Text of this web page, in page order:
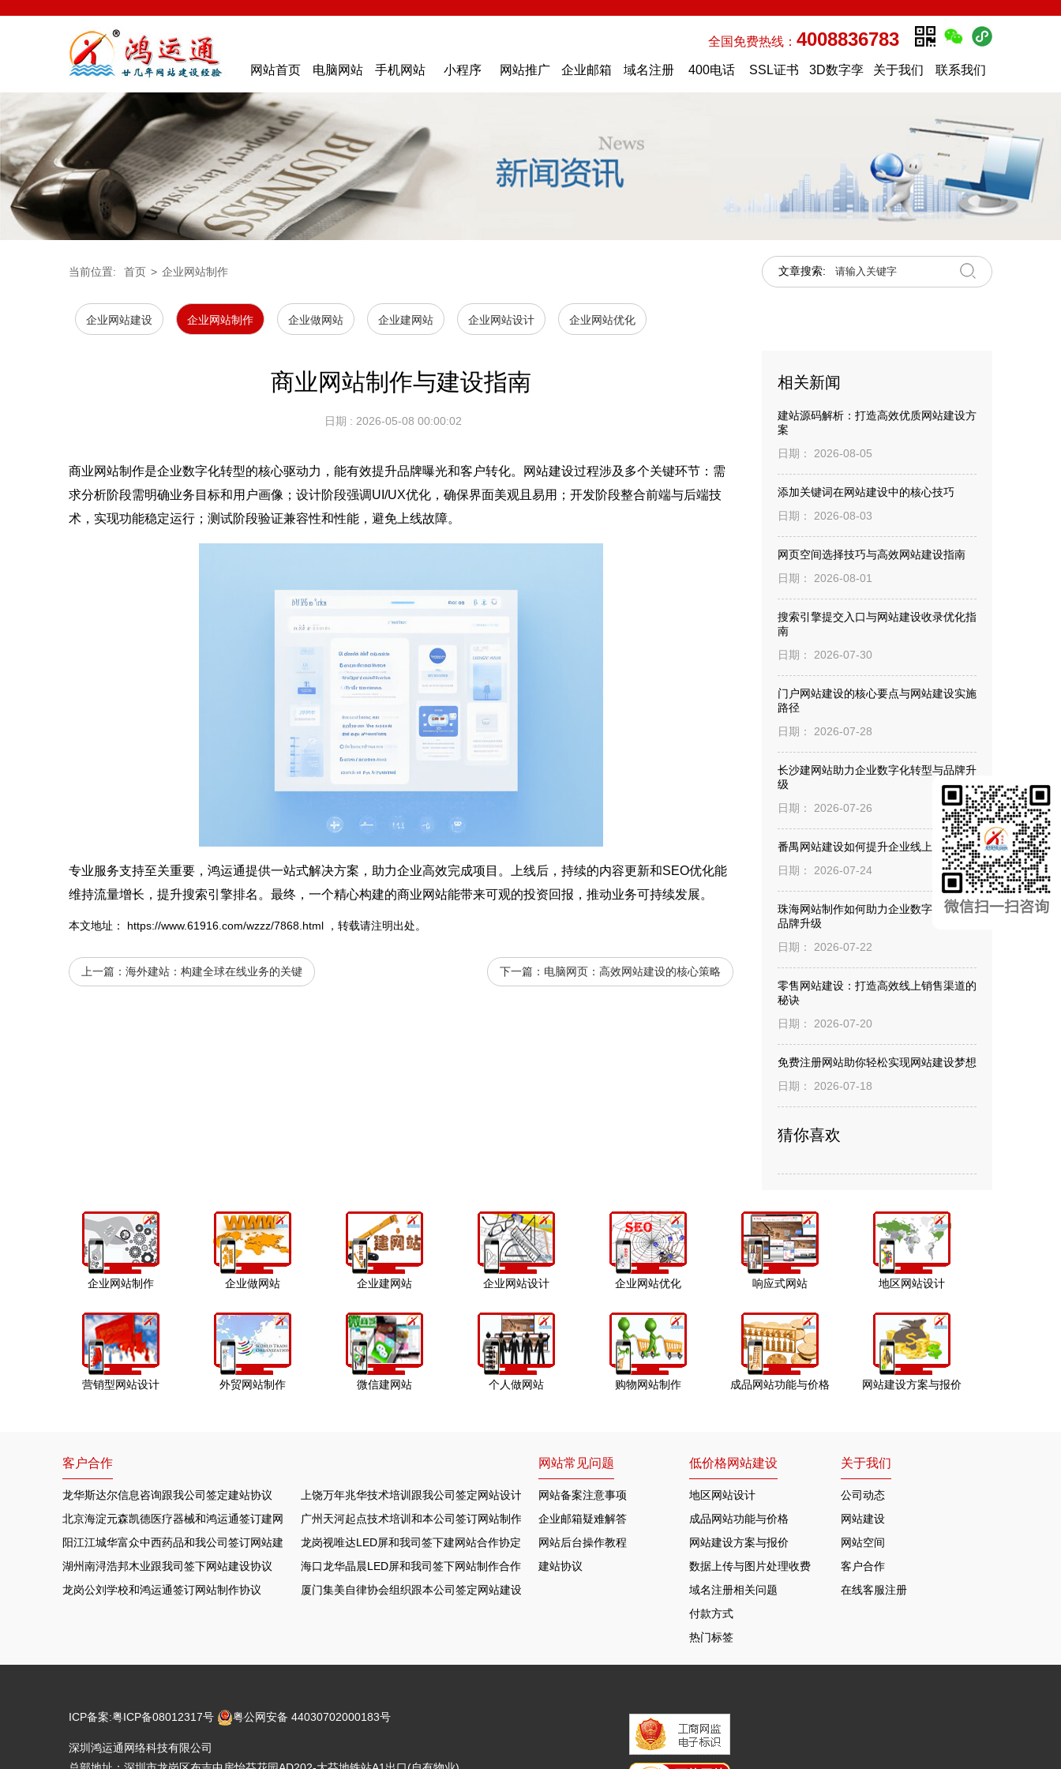
全国免费热线： 4008836783
网站首页 电脑网站 手机网站 小程序 网站推广 企业邮箱 域名注册 400电话 SSL证书 3D数字孪 关于我们 联系我们
当前位置: 首页 > 企业网站制作 文章搜索:
企业网站建设 企业网站制作 企业做网站 企业建网站 企业网站设计 企业网站优化
商业网站制作与建设指南
日期 : 2026-05-08 00:00:02
商业网站制作是企业数字化转型的核心驱动力，能有效提升品牌曝光和客户转化。网站建设过程涉及多个关键环节：需
求分析阶段需明确业务目标和用户画像；设计阶段强调UI/UX优化，确保界面美观且易用；开发阶段整合前端与后端技
术，实现功能稳定运行；测试阶段验证兼容性和性能，避免上线故障。
专业服务支持至关重要，鸿运通提供一站式解决方案，助力企业高效完成项目。上线后，持续的内容更新和SEO优化能
维持流量增长，提升搜索引擎排名。最终，一个精心构建的商业网站能带来可观的投资回报，推动业务可持续发展。
本文地址： https://www.61916.com/wzzz/7868.html ，转载请注明出处。
上一篇： 海外建站：构建全球在线业务的关键 下一篇： 电脑网页：高效网站建设的核心策略
相关新闻
建站源码解析：打造高效优质网站建设方
案
日期： 2026-08-05
添加关键词在网站建设中的核心技巧
日期： 2026-08-03
网页空间选择技巧与高效网站建设指南
日期： 2026-08-01
搜索引擎提交入口与网站建设收录优化指
南
日期： 2026-07-30
门户网站建设的核心要点与网站建设实施
路径
日期： 2026-07-28
长沙建网站助力企业数字化转型与品牌升
级
日期： 2026-07-26
番禺网站建设如何提升企业线上竞争力
日期： 2026-07-24
珠海网站制作如何助力企业数字化转型与
品牌升级
日期： 2026-07-22
零售网站建设：打造高效线上销售渠道的
秘诀
日期： 2026-07-20
免费注册网站助你轻松实现网站建设梦想
日期： 2026-07-18
猜你喜欢
企业网站制作 企业做网站 企业建网站 企业网站设计 企业网站优化 响应式网站 地区网站设计
营销型网站设计 外贸网站制作 微信建网站 个人做网站 购物网站制作 成品网站功能与价格 网站建设方案与报价
客户合作
龙华斯达尔信息咨询跟我公司签定建站协议
上饶万年兆华技术培训跟我公司签定网站设计合作协定
北京海淀元森凯德医疗器械和鸿运通签订建网站项目广州天河起点技术培训和本公司签订网站制作协议
阳江江城华富众中西药品和我公司签订网站建设协议龙岗视唯达LED屏和我司签下建网站合作协定
湖州南浔浩邦木业跟我司签下网站建设协议
海口龙华晶晨LED屏和我司签下网站制作合作协定
龙岗公刘学校和鸿运通签订网站制作协议
厦门集美自律协会组织跟本公司签定网站建设合约
网站常见问题
网站备案注意事项
企业邮箱疑难解答
网站后台操作教程
建站协议
低价格网站建设
地区网站设计
成品网站功能与价格
网站建设方案与报价
数据上传与图片处理收费
域名注册相关问题
付款方式
热门标签
关于我们
公司动态
网站建设
网站空间
客户合作
在线客服注册
ICP备案:粤ICP备08012317号 粤公网安备 44030702000183号
深圳鸿运通网络科技有限公司